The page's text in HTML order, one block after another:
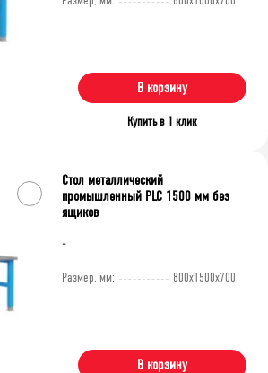
В корзину
Купить в 1 клик
-
Стол металлический
промышленный PLC 1500 мм без
ящиков
Размер, мм: 800x1500x700
В корзину